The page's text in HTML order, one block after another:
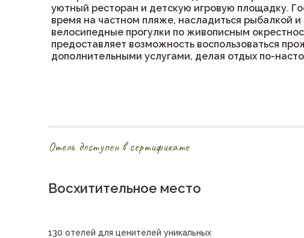
уютный ресторан и детскую игровую площадку.
время на частном пляже, насладиться рыбалкой и
велосипедные прогулки по живописным
предоставляет возможность воспользоваться
дополнительными услугами, делая отдых по-
Отель доступен в сертификате
Восхитительное место
130 отелей для ценителей уникальных